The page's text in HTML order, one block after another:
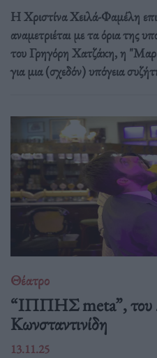
Η Χριστίνα Χειλά-Φαμέλη
αναμετριέται με τα όρια της
του Γρηγόρη Χατζάκη, η
για μια (σχεδόν) υπόγεια
Θέατρο
“ΙΠΠΗΣ meta”, του
Κωνσταντινίδη
13.11.25